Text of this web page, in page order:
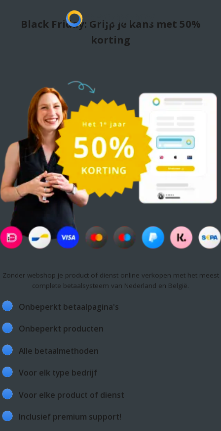
Black Friday: Grijp je kans met 50%
korting
Zonder webshop je product of dienst online verkopen met het meest
complete betaalsysteem van Nederland en België.
Onbeperkt betaalpagina's
Onbeperkt producten
Alle betaalmethoden
Voor elk type bedrijf
Voor elke product of dienst
Inclusief premium support!